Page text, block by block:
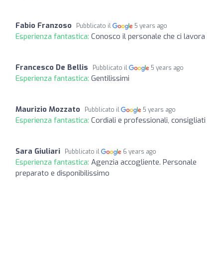
Fabio Franzoso Pubblicato il 5 years ago
Esperienza fantastica: Conosco il personale che ci lavora
Francesco De Bellis Pubblicato il 5 years ago
Esperienza fantastica: Gentilissimi
Maurizio Mozzato Pubblicato il 5 years ago
Esperienza fantastica: Cordiali e professionali, consigliati
Sara Giuliari Pubblicato il 6 years ago
Esperienza fantastica: Agenzia accogliente. Personale
preparato e disponibilissimo